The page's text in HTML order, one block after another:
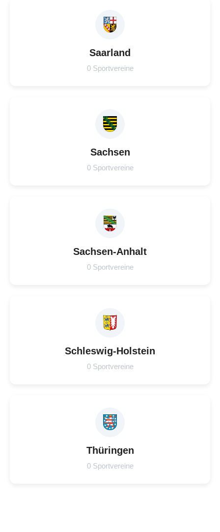
Saarland
0 Sportvereine
Sachsen
0 Sportvereine
Sachsen-Anhalt
0 Sportvereine
Schleswig-Holstein
0 Sportvereine
Thüringen
0 Sportvereine